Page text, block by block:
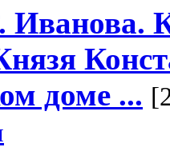
Иванова.
доме ...